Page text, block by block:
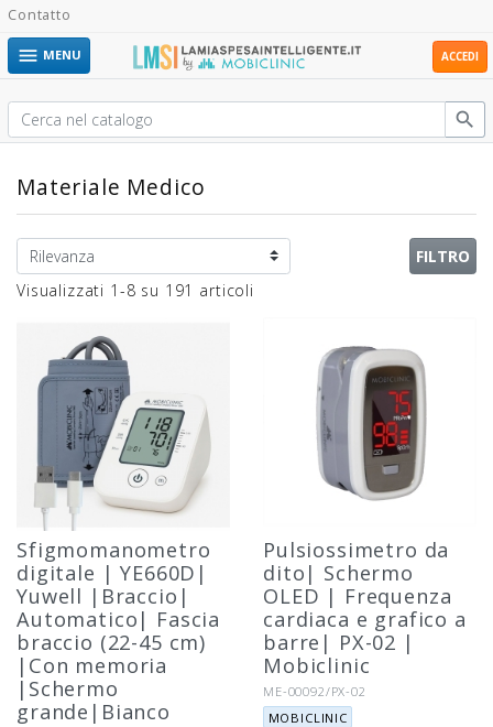
Contatto
 MENU ACCEDI

Materiale Medico
FILTRO
Visualizzati 1-8 su 191 articoli
Sfigmomanometro
digitale | YE660D|
Yuwell |Braccio|
Automatico| Fascia
braccio (22-45 cm)
|Con memoria
|Schermo
grande|Bianco
Pulsiossimetro da
dito| Schermo
OLED | Frequenza
cardiaca e grafico a
barre| PX-02 |
Mobiclinic
Riferimento:
ME-00092/PX-02
Marca:
MOBICLINIC